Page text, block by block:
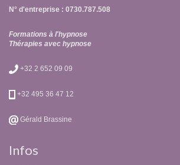
N° d'entreprise : 0730.787.508
Formations à l'hypnose
Thérapies avec hypnose
+32 2 652 09 09
+32 495 36 47 12
Gérald Brassine
Infos